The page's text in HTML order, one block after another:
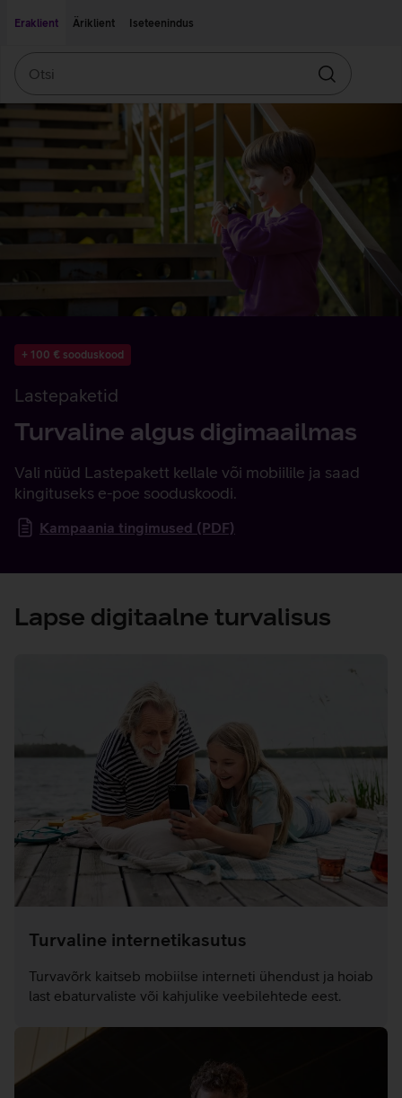
Eraklient
Äriklient Iseteenindus
Otsin
+ 100 € sooduskood
Lastepaketid
Turvaline algus digimaailmas
Vali nüüd Lastepakett kellale või mobiilile ja saad
kingituseks e-poe sooduskoodi.
Kampaania tingimused (PDF)
Lapse digitaalne turvalisus
Turvaline internetikasutus
Turvavõrk kaitseb mobiilse interneti ühendust ja hoiab
last ebaturvaliste või kahjulike veebilehtede eest.